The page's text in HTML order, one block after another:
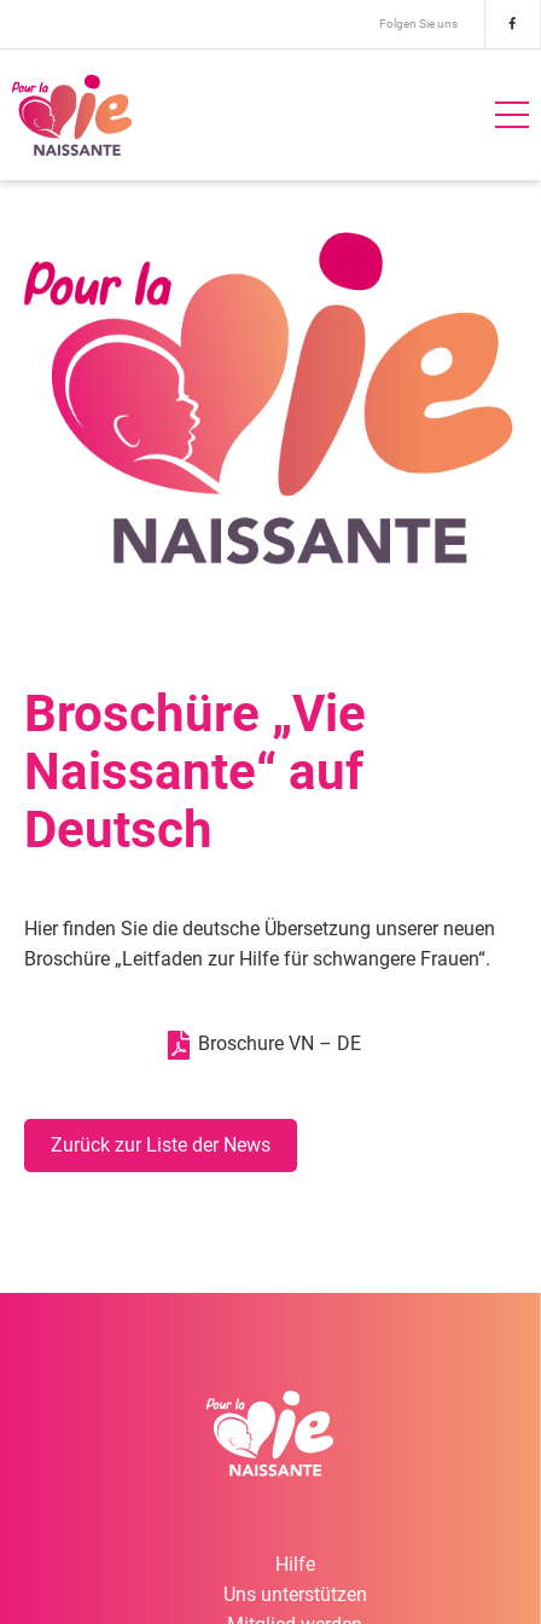
Folgen Sie uns
Broschüre „Vie
Naissante“ auf
Deutsch
Hier finden Sie die deutsche Übersetzung unserer neuen
Broschüre „Leitfaden zur Hilfe für schwangere Frauen“.
Broschure VN – DE
Zurück zur Liste der News
Hilfe
Uns unterstützen